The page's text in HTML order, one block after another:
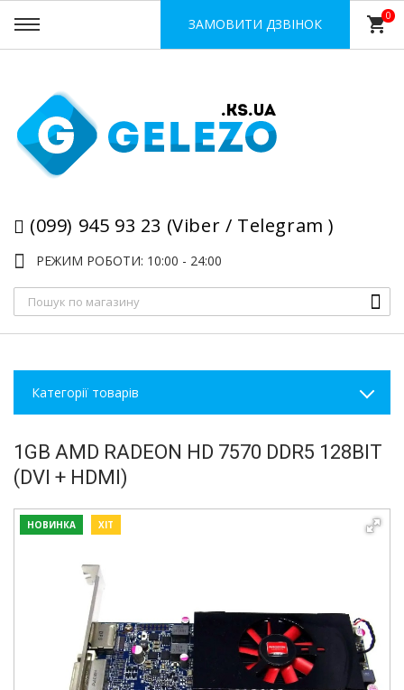
(099) 945 93 23 (Viber / Telegram )
РЕЖИМ РОБОТИ: 10:00 - 24:00
ЗАМОВИТИ ДЗВІНОК shopping_cart0
Категорії товарів
1GB AMD RADEON HD 7570 DDR5 128BIT
(DVI + HDMI)
НОВИНКА ХІТ